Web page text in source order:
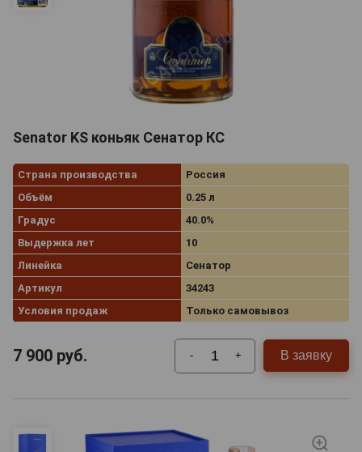
Senator KS коньяк Сенатор КС
Страна производства
Россия
Объём
0.25 л
Градус
40.0%
Выдержка лет
10
Линейка
Сенатор
Артикул
34243
Условия продаж
Только самовывоз
7 900 руб. - + В заявку